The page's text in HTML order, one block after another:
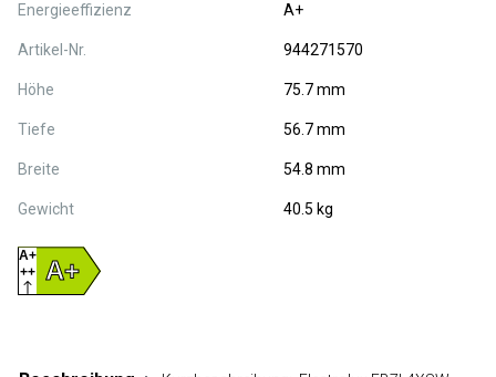
Energieeffizienz A+
Artikel-Nr. 944271570
Höhe 75.7 mm
Tiefe 56.7 mm
Breite 54.8 mm
Gewicht 40.5 kg
A+
A+
++